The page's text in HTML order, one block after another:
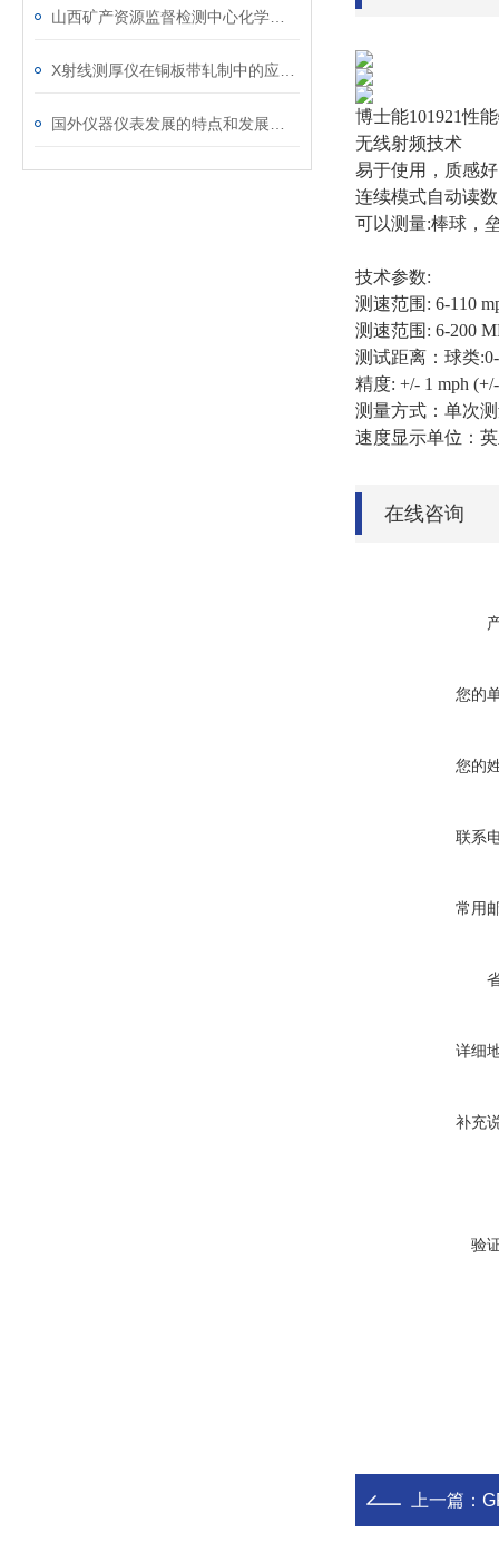
博士能101921性
无线射频技术
易于使用，质感
连续模式自动读数
可以测量:棒球，
技术参数:
测速范围: 6-110
测速范围: 6-200
测试距离：球类
精度: +/- 1 mph
测量方式：单次
速度显示单位：
在线咨询
您的
您的
联系
常用
详细
补充
验
上一篇：